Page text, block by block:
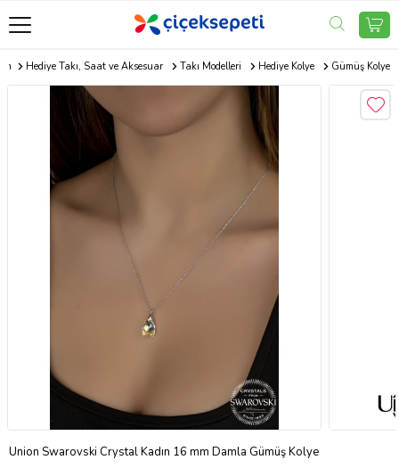
Hediye Takı, Saat ve Aksesuar Takı Modelleri Hediye Kolye Gümüş Kolye
Union Swarovski Crystal Kadın 16 mm Damla Gümüş Kolye